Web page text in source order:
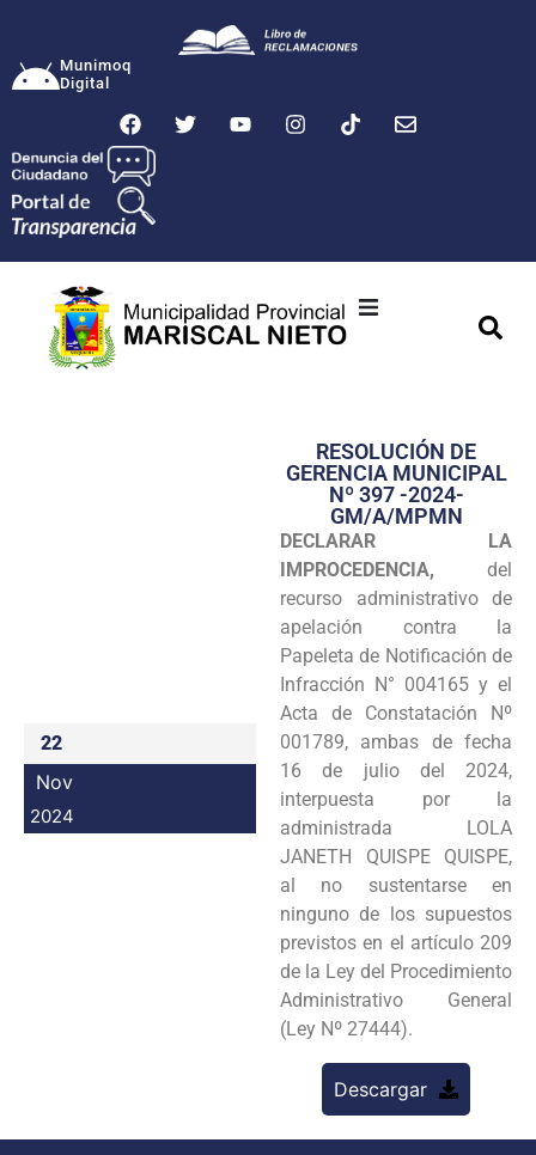
Munimoq
Digital
Transparencia
Seguridad
Programas
Intranet
22
Nov
2024
RESOLUCIÓN DE
GERENCIA MUNICIPAL
Nº 397 -2024-
GM/A/MPMN
DECLARAR LA
IMPROCEDENCIA, del
recurso administrativo de
apelación contra la
Papeleta de Notificación de
Infracción N° 004165 y el
Acta de Constatación Nº
001789, ambas de fecha
16 de julio del 2024,
interpuesta por la
administrada LOLA
JANETH QUISPE QUISPE,
al no sustentarse en
ninguno de los supuestos
previstos en el artículo 209
de la Ley del Procedimiento
Administrativo General
(Ley Nº 27444).
Descargar